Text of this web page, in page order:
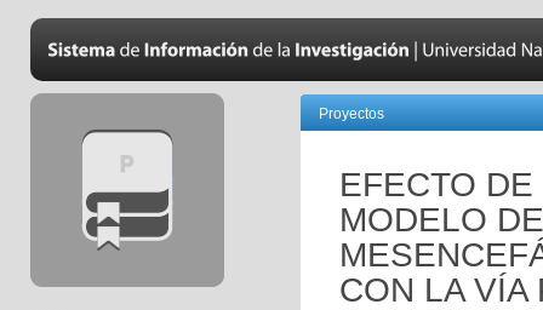
Proyectos
EFECTO
MODELO
CON LA VÍA